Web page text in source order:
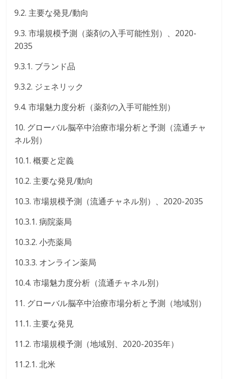
9.2. 主要な発見/動向
9.3. 市場規模予測（薬剤の入手可能性別）、2020-
2035
9.3.1. ブランド品
9.3.2. ジェネリック
9.4. 市場魅力度分析（薬剤の入手可能性別）
10. グローバル脳卒中治療市場分析と予測（流通チャ
ネル別）
10.1. 概要と定義
10.2. 主要な発見/動向
10.3. 市場規模予測（流通チャネル別）、2020-2035
10.3.1. 病院薬局
10.3.2. 小売薬局
10.3.3. オンライン薬局
10.4. 市場魅力度分析（流通チャネル別）
11. グローバル脳卒中治療市場分析と予測（地域別）
11.1. 主要な発見
11.2. 市場規模予測（地域別、2020-2035年）
11.2.1. 北米